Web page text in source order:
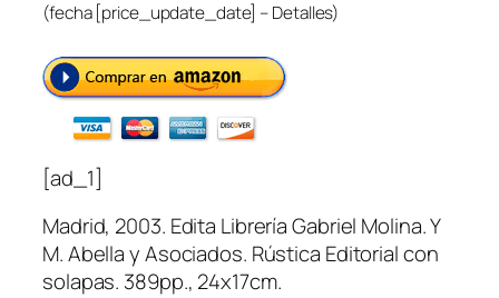
(fecha [price_update_date] –Detalles)
[ad_1]
Madrid, 2003. Edita Librería Gabriel Molina. Y
M. Abella y Asociados. Rústica Editorial con
solapas. 389pp., 24x17cm.